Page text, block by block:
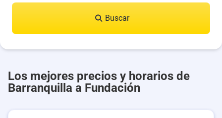
Buscar
Los mejores precios y horarios de
Barranquilla a Fundación